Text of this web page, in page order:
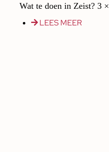
Wat te doen in Zeist? 3
LEES MEER